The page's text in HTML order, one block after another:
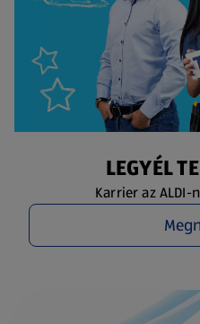
LEGYÉL
Karrier az